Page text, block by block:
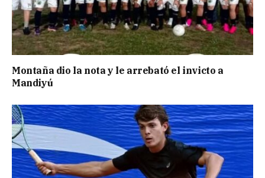
Montaña dio la nota y le arrebató el invicto a
Mandiyú